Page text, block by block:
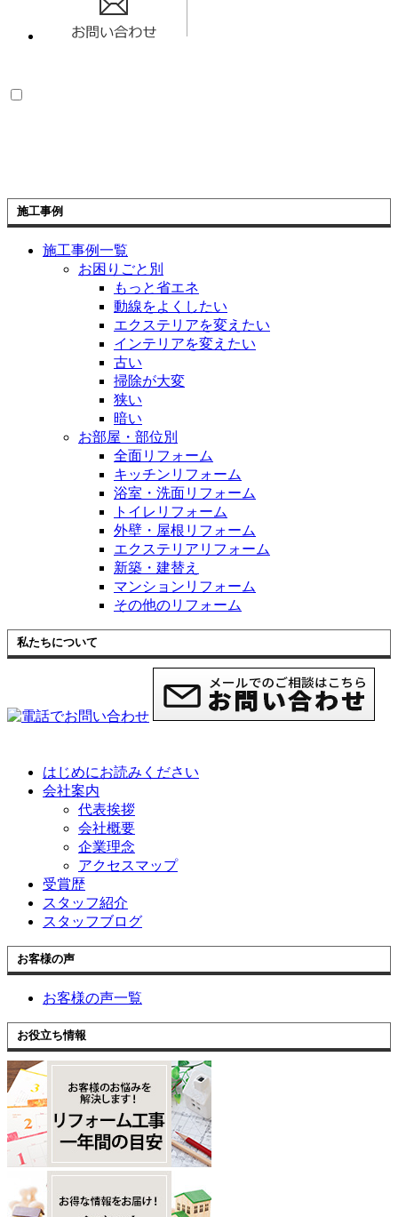
施工事例
施工事例一覧
お困りごと別
もっと省エネ
動線をよくしたい
エクステリアを変えたい
インテリアを変えたい
古い
掃除が大変
狭い
暗い
お部屋・部位別
全面リフォーム
キッチンリフォーム
浴室・洗面リフォーム
トイレリフォーム
外壁・屋根リフォーム
エクステリアリフォーム
新築・建替え
マンションリフォーム
その他のリフォーム
私たちについて
はじめにお読みください
会社案内
代表挨拶
会社概要
企業理念
アクセスマップ
受賞歴
スタッフ紹介
スタッフブログ
お客様の声
お客様の声一覧
お役立ち情報